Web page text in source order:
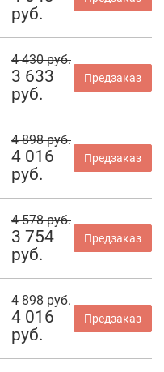
руб.
4 430 руб.
3 633
руб.
Предзаказ
4 898 руб.
4 016
руб.
Предзаказ
4 578 руб.
3 754
руб.
Предзаказ
4 898 руб.
4 016
руб.
Предзаказ